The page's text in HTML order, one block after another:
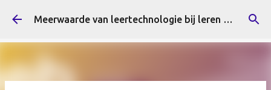
Doorgaan naar hoofdcontent Meerwaarde van leertechnologie bij leren en innoveren